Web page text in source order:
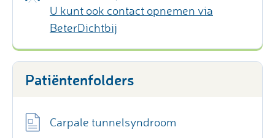
U kunt ook contact opnemen via
BeterDichtbij
Patiëntenfolders
Carpale tunnelsyndroom